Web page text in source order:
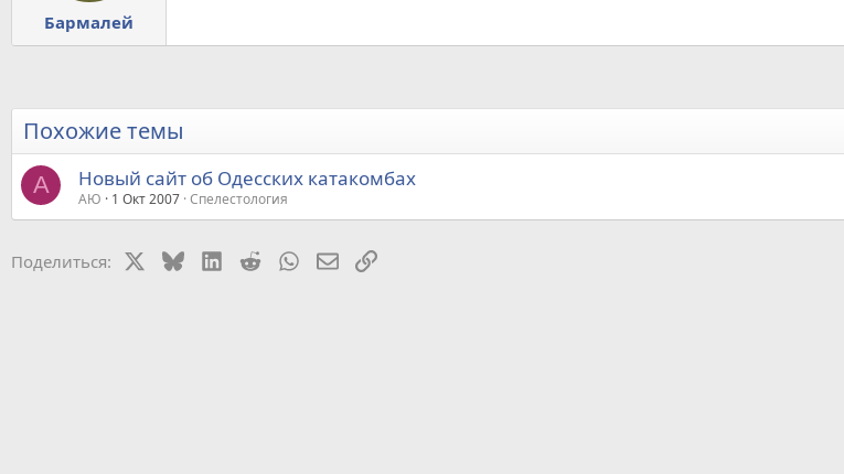
Бармалей
Похожие темы
А Новый сайт об Одесских катакомбах
АЮ 1 Окт 2007 Спелестология
Поделиться: BlueskyLinkedIn
Reddit WhatsApp
Электронная почта
Ссылка